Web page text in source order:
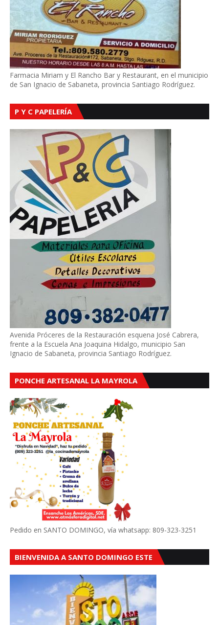
Farmacia Miriam y El Rancho Bar y Restaurant, en el municipio
de San Ignacio de Sabaneta, provincia Santiago Rodríguez.
P Y C PAPELERÍA
Avenida Próceres de la Restauración esquena José Cabrera,
frente a la Escuela Ana Joaquina Hidalgo, municipio San
Ignacio de Sabaneta, provincia Santiago Rodríguez.
PONCHE ARTESANAL LA MAYROLA
Pedido en SANTO DOMINGO, vía whatsapp: 809-323-3251
BIENVENIDA A SANTO DOMINGO ESTE